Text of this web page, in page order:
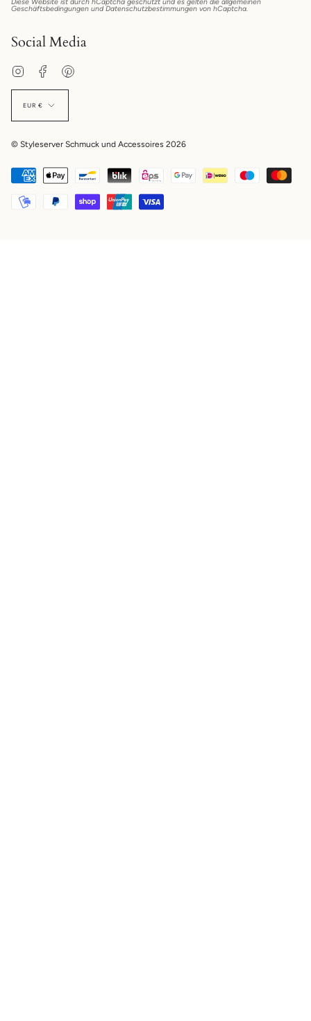
Geschäftsbedingungen und Datenschutzbestimmungen von hCaptcha.
Social Media
InstagramFacebook
EUR €
© Styleserver Schmuck und Accessoires 2026